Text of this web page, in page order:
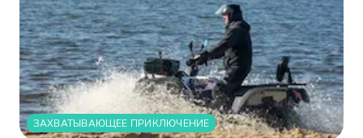
ЗАХВАТЫВАЮЩЕЕ ПРИКЛЮЧЕНИЕ